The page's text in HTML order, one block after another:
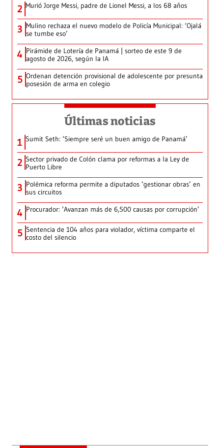
2 Murió Jorge Messi, padre de Lionel Messi, a los 68 años
3 Mulino rechaza el nuevo modelo de Policía Municipal: ‘Ojalá
se tumbe eso’
4 Pirámide de Lotería de Panamá | sorteo de este 9 de
agosto de 2026, según la IA
5 Ordenan detención provisional de adolescente por presunta
posesión de arma en colegio
Últimas noticias
1 Sumit Seth: ‘Siempre seré un buen amigo de Panamá’
2 Sector privado de Colón clama por reformas a la Ley de
Puerto Libre
3 Polémica reforma permite a diputados ‘gestionar obras’ en
sus circuitos
4 Procurador: ‘Avanzan más de 6,500 causas por corrupción’
5 Sentencia de 104 años para violador, víctima comparte el
costo del silencio